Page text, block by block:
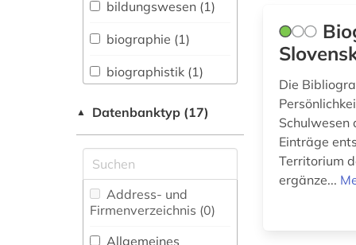
Literaturen (0)
Anglistik.
Amerikanistik (0)
Vermessungswesen (0)
Biologie,
Biotechnologie (0)
Buch- und
bildungswesen (1)
biographie (1)
biographistik (1)
blume (1)
china (1)
deutsches
sprachgebiet (1)
energiewirtschaft (1)
▲ Datenbanktyp (17)
Address- und
Firmenverzeichnis (0)
Allgemeines
Die
Schulwesen
Einträge
Territorium
ergänze...